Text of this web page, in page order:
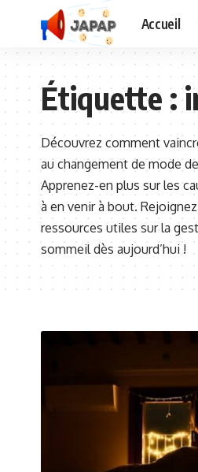
Accueil
Étiquette :
Découvrez comment
au changement de mode
Apprenez-en plus sur les
à en venir à bout.
ressources utiles sur la
sommeil dès aujourd’hui !